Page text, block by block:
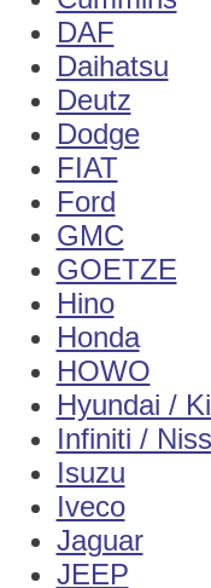
DAF
Daihatsu
Deutz
Dodge
FIAT
Ford
GMC
GOETZE
Hino
Honda
HOWO
Hyundai /
Infiniti /
Isuzu
Iveco
Jaguar
JEEP